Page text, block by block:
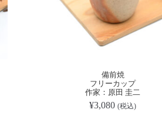
備前焼
フリーカップ
作家：原田 圭二
¥3,080 (税込)